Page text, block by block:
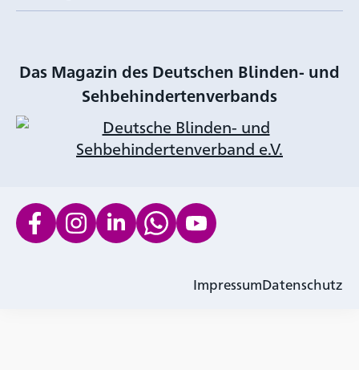
Das Magazin des Deutschen Blinden- und
Sehbehindertenverbands
ImpressumDatenschutz